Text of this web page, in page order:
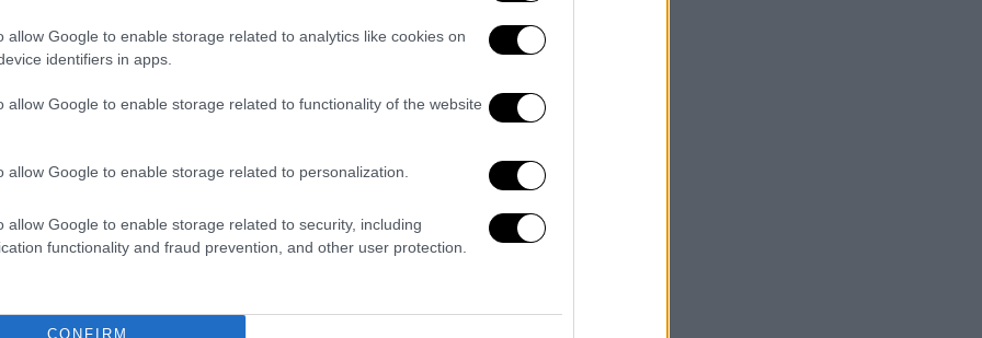
allow Google to enable storage related to analytics like cookies on
identifiers in apps.
allow Google to enable storage related to functionality of the website
allow Google to enable storage related to personalization.
allow Google to enable storage related to security, including
functionality and fraud prevention, and other user protection.
CONFIRM
en la vía Panamericana, en el sector
contra la población civil
muertos y más de 20 heridos de
desgarra como…
April 25, 2026
πίσω